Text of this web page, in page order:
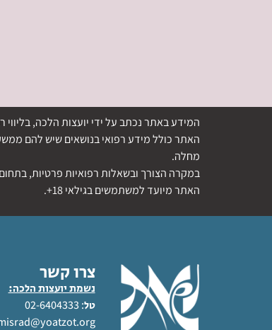
המידע באתר נכתב על ידי יועצות הלכה,
האתר כולל מידע רפואי בנושאים שיש להם
מחלה.
במקרה הצורך ובשאלות רפואיות פרטיות,
האתר מיועד למשתמשים בגילאי 18+.
צרו קשר
נשמת יועצות הלכה:
טל: 02-6404333